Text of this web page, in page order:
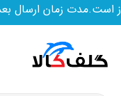
زمان ارسال